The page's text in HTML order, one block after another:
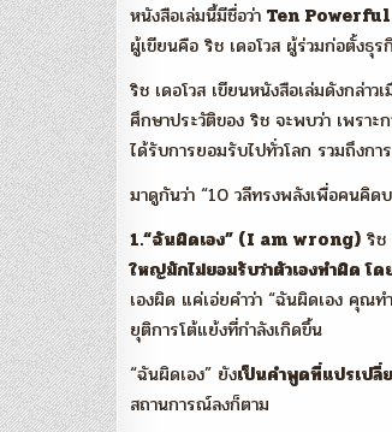
หนังสือเล่มนี้มีชื่อว่า Ten
ผู้เขียนคือ ริช เดอโวส ผู้ร่วมก่อตั้งธุ
ริช เดอโวส เขียนหนังสือเล่มดังกล่าว
ศึกษาประวัติของ ริช จะพบว่า เพรา
ได้รับการยอมรับไปทั่วโลก รวมถึงกา
มาดูกันว่า “10 วลีทรงพลังเพื่อคนคิด
1.“ฉันผิดเอง” (I am wrong) ริช
ใหญ่มักไม่ยอมรับว่าตัวเองทำผิด โ
เองผิด แค่เอ่ยคำว่า “ฉันผิดเอง คุณ
ยุติการโต้แย้งที่กำลังเกิดขึ้น
“ฉันผิดเอง” ยังเป็นคำพูดที่แปรเปลี่
สถานการณ์ลงก็ตาม